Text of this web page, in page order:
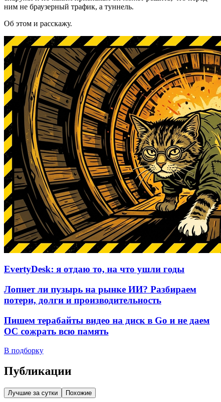
ним не браузерный трафик, а туннель.
Об этом и расскажу.
EvertyDesk: я отдаю то, на что ушли годы
Лопнет ли пузырь на рынке ИИ? Разбираем
потери, долги и производительность
Пишем терабайты видео на диск в Go и не даем
ОС сожрать всю память
В подборку
Публикации
Лучшие за сутки Похожие